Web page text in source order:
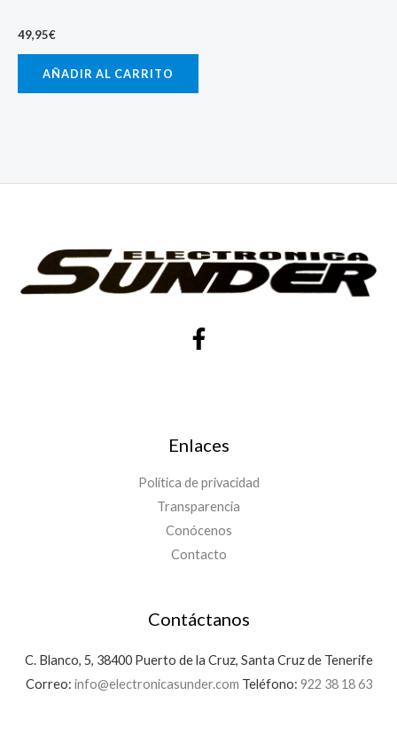
49,95€
AÑADIR AL CARRITO
Enlaces
Política de privacidad
Transparencia
Conócenos
Contacto
Contáctanos
C. Blanco, 5, 38400 Puerto de la Cruz, Santa Cruz de Tenerife
Correo: info@electronicasunder.com Teléfono: 922 38 18 63